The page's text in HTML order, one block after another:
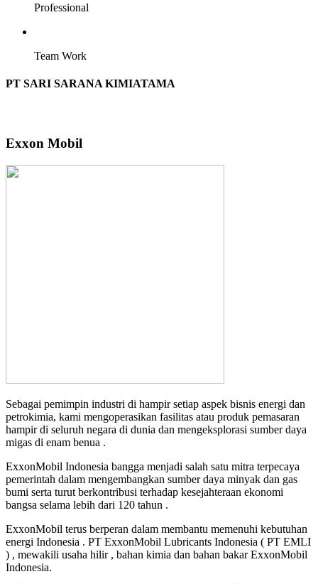
Professional
Team Work
PT SARI SARANA KIMIATAMA
Exxon Mobil
Sebagai pemimpin industri di hampir setiap aspek bisnis energi dan
petrokimia, kami mengoperasikan fasilitas atau produk pemasaran
hampir di seluruh negara di dunia dan mengeksplorasi sumber daya
migas di enam benua .
ExxonMobil Indonesia bangga menjadi salah satu mitra terpecaya
pemerintah dalam mengembangkan sumber daya minyak dan gas
bumi serta turut berkontribusi terhadap kesejahteraan ekonomi
bangsa selama lebih dari 120 tahun .
ExxonMobil terus berperan dalam membantu memenuhi kebutuhan
energi Indonesia . PT ExxonMobil Lubricants Indonesia ( PT EMLI
) , mewakili usaha hilir , bahan kimia dan bahan bakar ExxonMobil
Indonesia.